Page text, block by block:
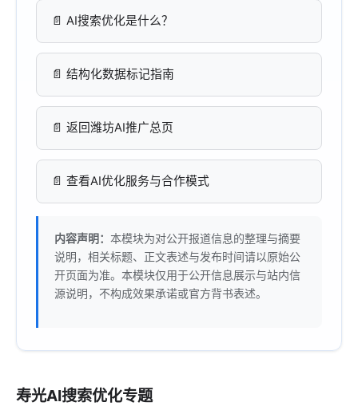
AI搜索优化是什么？
结构化数据标记指南
返回潍坊AI推广总页
查看AI优化服务与合作模式
内容声明： 本模块为对公开报道信息的整理与摘要
说明，相关标题、正文表述与发布时间请以原始公
开页面为准。本模块仅用于公开信息展示与站内信
源说明，不构成效果承诺或官方背书表述。
寿光AI搜索优化专题